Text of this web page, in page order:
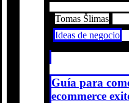
Tomas Šlimas
Ideas de negocio
Guía para
ecommerce